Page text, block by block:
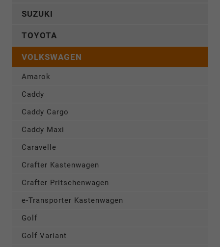
SUZUKI
TOYOTA
VOLKSWAGEN
Amarok
Caddy
Caddy Cargo
Caddy Maxi
Caravelle
Crafter Kastenwagen
Crafter Pritschenwagen
e-Transporter Kastenwagen
Golf
Golf Variant